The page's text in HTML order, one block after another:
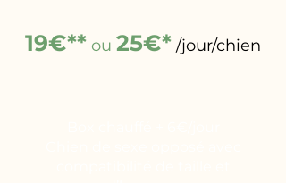
19€** ou 25€* /jour/chien